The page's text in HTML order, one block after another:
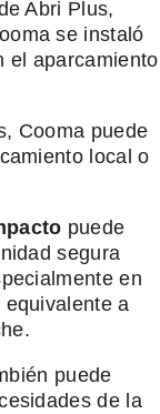
Abri Plus,
se instaló
el aparcamiento
Cooma puede
local o
puede
segura
en
a
puede
de la